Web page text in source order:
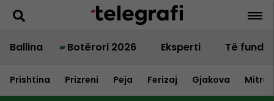
Ballina Botërori 2026 Eksperti Të fundit
Prishtina Prizreni Peja Ferizaj Gjakova